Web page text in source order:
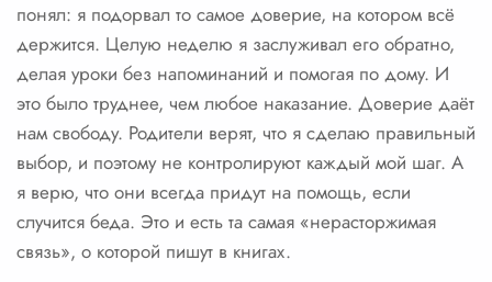
понял: я подорвал то самое доверие, на котором всё
держится. Целую неделю я заслуживал его обратно,
делая уроки без напоминаний и помогая по дому. И
это было труднее, чем любое наказание. Доверие даёт
нам свободу. Родители верят, что я сделаю правильный
выбор, и поэтому не контролируют каждый мой шаг. А
я верю, что они всегда придут на помощь, если
случится беда. Это и есть та самая «нерасторжимая
связь», о которой пишут в книгах.